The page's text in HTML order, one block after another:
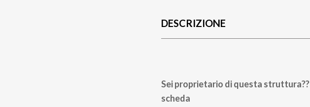
DESCRIZIONE
Sei proprietario di questa struttura??
scheda